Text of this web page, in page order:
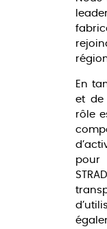
En
et de
rôle
pour